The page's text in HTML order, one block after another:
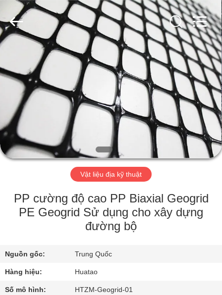
TRANG
CHỦ
CÁC
SẢN
PHẨM
VỀ
TÔI
NHÀ
MÁY
HUATAO
LOVER
LTD.
All
Rights
Reserved.
Vật liệu địa kỹ thuật
PP cường độ cao PP Biaxial Geogrid
PE Geogrid Sử dụng cho xây dựng
đường bộ
Nguồn gốc: Trung Quốc
Hàng hiệu: Huatao
Số mô hình: HTZM-Geogrid-01